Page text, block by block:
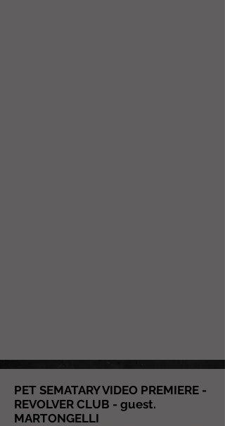
PET SEMATARY VIDEO PREMIERE -
REVOLVER CLUB - guest.
MARTONGELLI